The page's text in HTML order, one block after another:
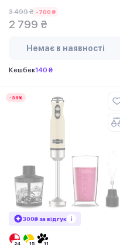
3 499 ₴ -700 ₴
2 799 ₴
Немає в наявності
Кешбек140 ₴
-36%
300₴ за відгук